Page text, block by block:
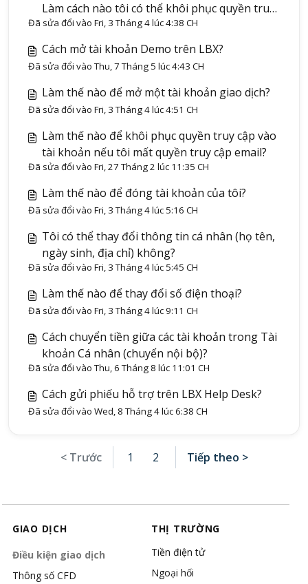
Làm cách nào tôi có thể khôi phục quyền truy
cập vào tài khoản của mình?
Đã sửa đổi vào Fri, 3 Tháng 4 lúc 4:38 CH
Cách mở tài khoản Demo trên LBX?
Đã sửa đổi vào Thu, 7 Tháng 5 lúc 4:43 CH
Làm thế nào để mở một tài khoản giao dịch?
Đã sửa đổi vào Fri, 3 Tháng 4 lúc 4:51 CH
Làm thế nào để khôi phục quyền truy cập vào
tài khoản nếu tôi mất quyền truy cập email?
Đã sửa đổi vào Fri, 27 Tháng 2 lúc 11:35 CH
Làm thế nào để đóng tài khoản của tôi?
Đã sửa đổi vào Fri, 3 Tháng 4 lúc 5:16 CH
Tôi có thể thay đổi thông tin cá nhân (họ tên,
ngày sinh, địa chỉ) không?
Đã sửa đổi vào Fri, 3 Tháng 4 lúc 5:45 CH
Làm thế nào để thay đổi số điện thoại?
Đã sửa đổi vào Fri, 3 Tháng 4 lúc 9:11 CH
Cách chuyển tiền giữa các tài khoản trong Tài
khoản Cá nhân (chuyển nội bộ)?
Đã sửa đổi vào Thu, 6 Tháng 8 lúc 11:01 CH
Cách gửi phiếu hỗ trợ trên LBX Help Desk?
Đã sửa đổi vào Wed, 8 Tháng 4 lúc 6:38 CH
< Trước 1 2 Tiếp theo >
GIAO DỊCH
Điều kiện giao dịch
Thông số CFD
THỊ TRƯỜNG
Tiền điện tử
Ngoại hối